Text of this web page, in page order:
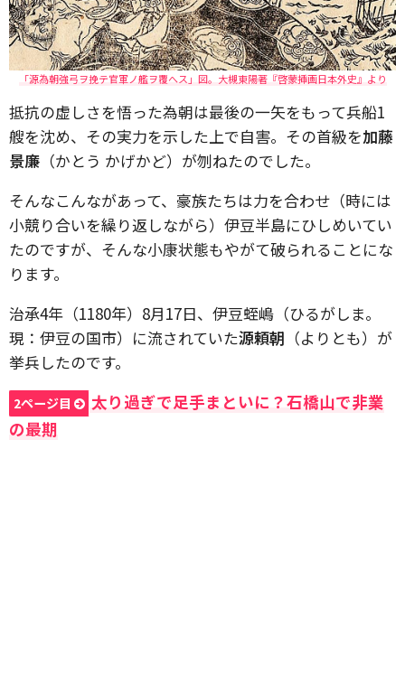
「源為朝強弓ヲ挽テ官軍ノ艦ヲ覆へス」図。大槻東陽著『啓蒙挿画日本外史』より
抵抗の虚しさを悟った為朝は最後の一矢をもって兵船1
艘を沈め、その実力を示した上で自害。その首級を加藤
景廉 （かとう かげかど）が刎ねたのでした。
そんなこんながあって、豪族たちは力を合わせ（時には
小競り合いを繰り返しながら）伊豆半島にひしめいてい
たのですが、そんな小康状態もやがて破られることにな
ります。
治承4年（1180年）8月17日、伊豆蛭嶋（ひるがしま。
現：伊豆の国市）に流されていた源頼朝 （よりとも）が
挙兵したのです。
2ページ目
太り過ぎで足手まといに？石橋山で非業
の最期